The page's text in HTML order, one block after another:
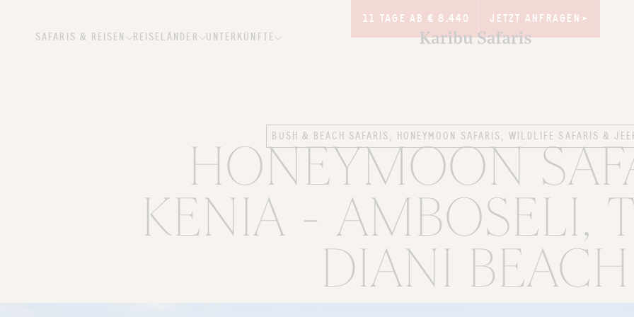
SAFARIS & REISEN REISELÄNDER UNTERKÜNFTE
11 TAGE AB € 8.440 JETZT ANFRAGEN
JETZT ANFRAGEN
BUSH & BEACH SAFARIS, HONEYMOON SAFARIS, WILDLIFE SAFARIS &
HONEYMOON
KENIA - AMBOSELI,
DIANI BEACH